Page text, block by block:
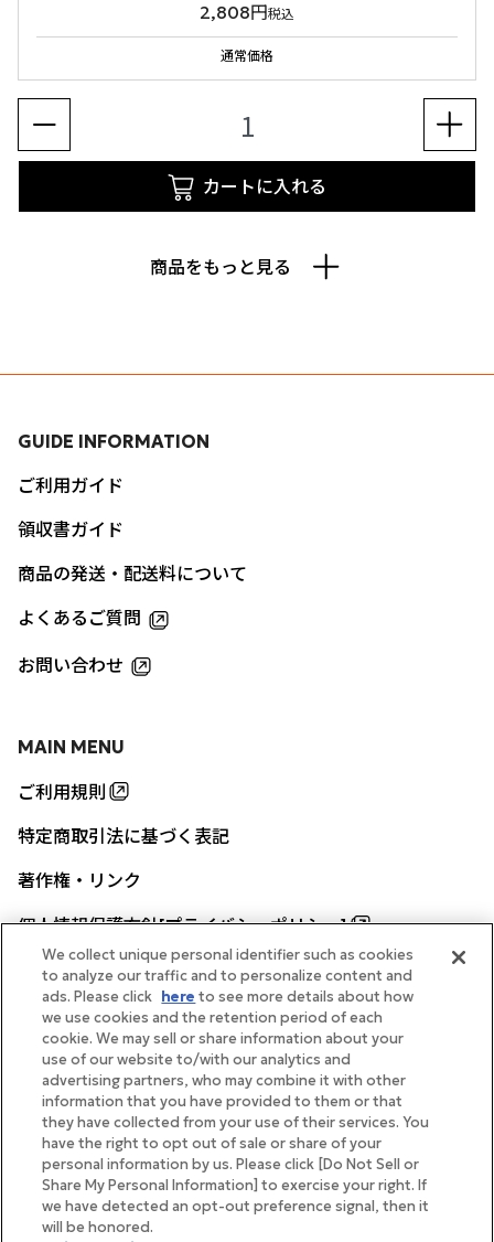
2,808円税込
通常価格
カートに入れる
商品をもっと見る
MAIN MENU
ご利用規則
特定商取引法に基づく表記
著作権・リンク
個人情報保護方針[プライバシーポリシー]
GUIDE INFORMATION
ご利用ガイド
領収書ガイド
商品の発送・配送料について
よくあるご質問
お問い合わせ
帝国ホテル公式サイト
FOLLOW
Copyright Imperial Hotel, Ltd.
We collect unique personal identifier such as cookies
to analyze our traffic and to personalize content and
ads. Please click here to see more details about how
we use cookies and the retention period of each
cookie. We may sell or share information about your
use of our website to/with our analytics and
advertising partners, who may combine it with other
information that you have provided to them or that
they have collected from your use of their services. You
have the right to opt out of sale or share of your
personal information by us. Please click [Do Not Sell or
Share My Personal Information] to exercise your right. If
we have detected an opt-out preference signal, then it
will be honored.